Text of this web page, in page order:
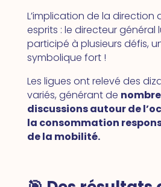
L’implication de la direction
esprits : le directeur général
participé à plusieurs défis,
symbolique fort !
Les ligues ont relevé des
variés, générant de
discussions autour de
la consommation
de la mobilité.